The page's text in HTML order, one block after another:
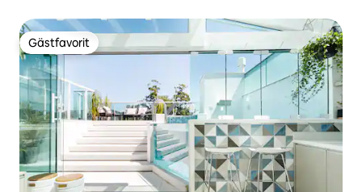
Gästfavorit
Gästfavorit